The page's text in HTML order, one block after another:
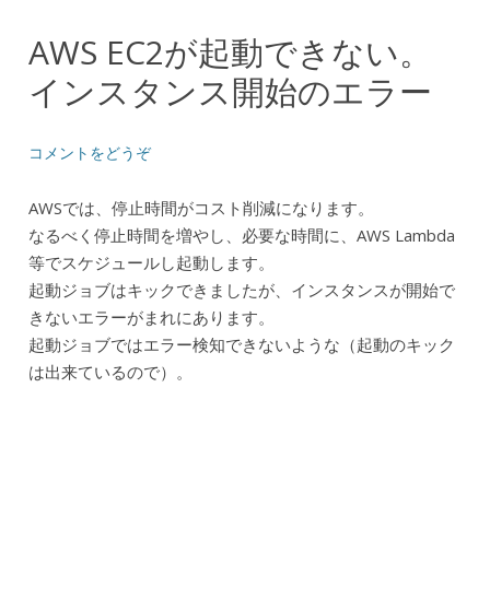
AWS EC2が起動できない。
インスタンス開始のエラー
コメントをどうぞ
AWSでは、停止時間がコスト削減になります。
なるべく停止時間を増やし、必要な時間に、AWS Lambda
等でスケジュールし起動します。
起動ジョブはキックできましたが、インスタンスが開始で
きないエラーがまれにあります。
起動ジョブではエラー検知できないような（起動のキック
は出来ているので）。